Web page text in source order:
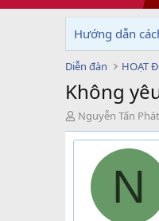
Hướng dẫn
Diễn đàn HOẠT
Không
T
h
r
Nguyễn Tấn Phát
N